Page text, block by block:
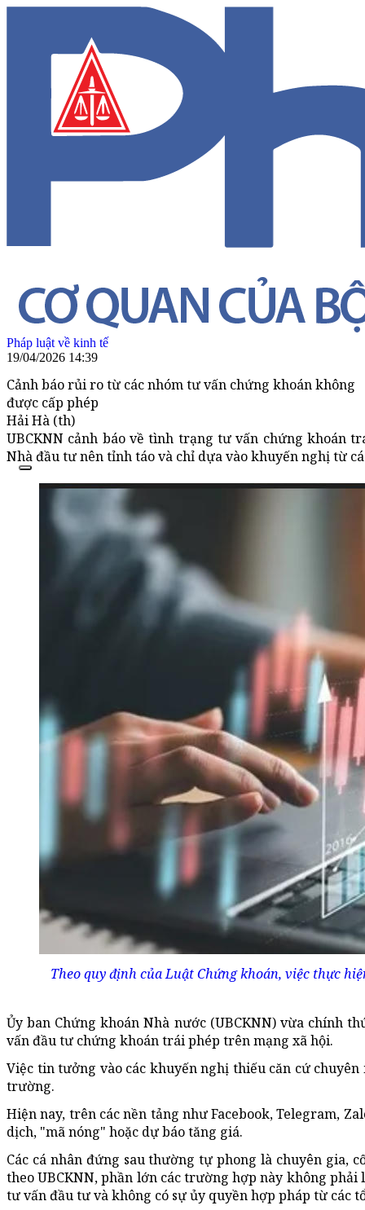
Pháp luật về kinh tế
19/04/2026 14:39
Cảnh báo rủi ro từ các nhóm tư vấn chứng khoán không
được cấp phép
Hải Hà (th)
UBCKNN cảnh báo về tình trạng tư vấn chứng khoán
Nhà đầu tư nên tỉnh táo và chỉ dựa vào khuyến nghị từ
Theo quy định của Luật Chứng khoán, việc thực
Ủy ban Chứng khoán Nhà nước (UBCKNN) vừa chính
vấn đầu tư chứng khoán trái phép trên mạng xã hội.
Việc tin tưởng vào các khuyến nghị thiếu căn cứ
trường.
Hiện nay, trên các nền tảng như Facebook, Telegram,
dịch, "mã nóng" hoặc dự báo tăng giá.
Các cá nhân đứng sau thường tự phong là chuyên gia,
theo UBCKNN, phần lớn các trường hợp này không
tư vấn đầu tư và không có sự ủy quyền hợp pháp từ các